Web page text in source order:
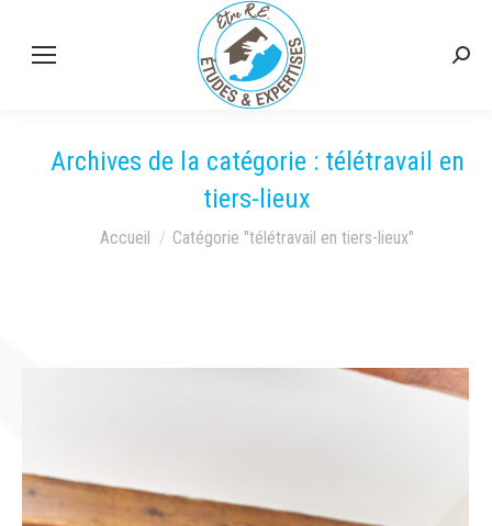
Archives de la catégorie : télétravail en
tiers-lieux
Vous êtes ici :
Accueil Catégorie "télétravail en tiers-lieux"